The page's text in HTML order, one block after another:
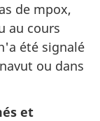
de mpox,
au cours
été signalé
ou dans
et